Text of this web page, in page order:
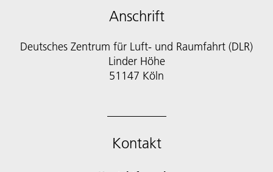
Anschrift
Deutsches Zentrum für Luft- und Raumfahrt (DLR)
Linder Höhe
51147 Köln
Kontakt